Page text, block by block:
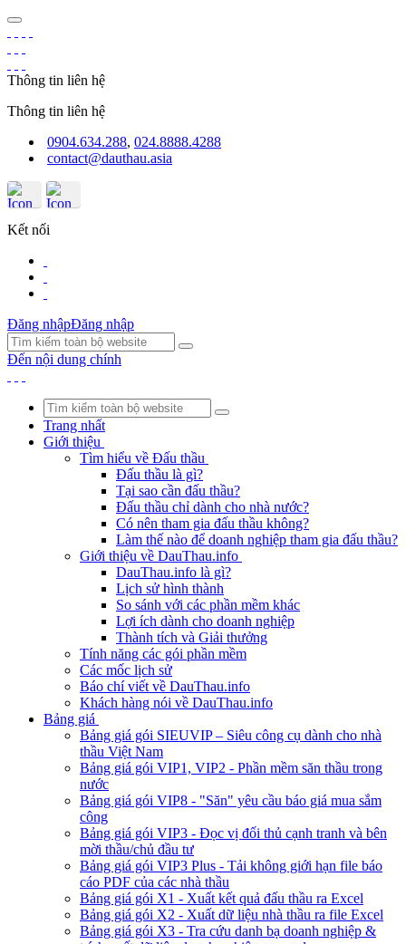
Thông tin liên hệ
Thông tin liên hệ
0904.634.288, 024.8888.4288
contact@dauthau.asia
Kết nối
Đăng nhậpĐăng nhập
Đến nội dung chính
Trang nhất
Giới thiệu
Tìm hiểu về Đấu thầu
Đấu thầu là gì?
Tại sao cần đấu thầu?
Đấu thầu chỉ dành cho nhà nước?
Có nên tham gia đấu thầu không?
Làm thế nào để doanh nghiệp tham gia đấu thầu?
Giới thiệu về DauThau.info
DauThau.info là gì?
Lịch sử hình thành
So sánh với các phần mềm khác
Lợi ích dành cho doanh nghiệp
Thành tích và Giải thưởng
Tính năng các gói phần mềm
Các mốc lịch sử
Báo chí viết về DauThau.info
Khách hàng nói về DauThau.info
Bảng giá
Bảng giá gói SIEUVIP – Siêu công cụ dành cho nhà
thầu Việt Nam
Bảng giá gói VIP1, VIP2 - Phần mềm săn thầu trong
nước
Bảng giá gói VIP8 - "Săn" yêu cầu báo giá mua sắm
công
Bảng giá gói VIP3 - Đọc vị đối thủ cạnh tranh và bên
mời thầu/chủ đầu tư
Bảng giá gói VIP3 Plus - Tải không giới hạn file báo
cáo PDF của các nhà thầu
Bảng giá gói X1 - Xuất kết quả đấu thầu ra Excel
Bảng giá gói X2 - Xuất dữ liệu nhà thầu ra file Excel
Bảng giá gói X3 - Tra cứu danh bạ doanh nghiệp &